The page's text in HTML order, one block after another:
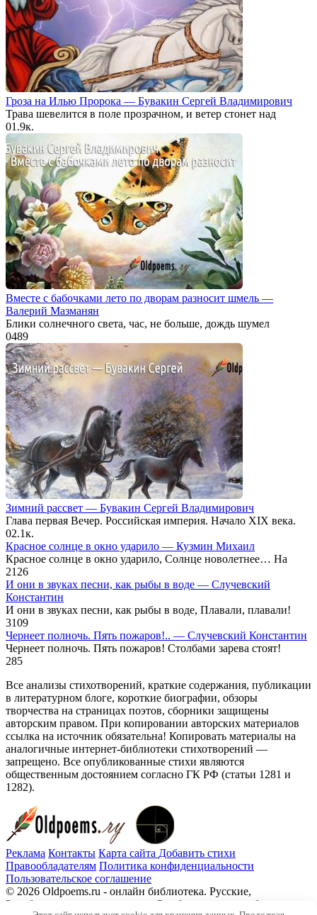
Гроза на Илью Пророка — Бувакин Сергей Владимирович
Трава шевелится в поле прозрачном, и ветер стонет над
01.9к.
Вместе с бабочками лето по дворам разносит шмель —
Валерий Мазманян
Блики солнечного света, час, не больше, дождь шумел
0489
Зимний рассвет — Бувакин Сергей Владимирович
Глава первая Вечер. Российская империя. Начало XIX века.
02.1к.
Красное солнце в окно ударило — Кузмин Михаил
Красное солнце в окно ударило, Солнце новолетнее… На
2126
И они в звуках песни, как рыбы в воде — Случевский
Константин
И они в звуках песни, как рыбы в воде, Плавали, плавали!
3109
Чернеет полночь. Пять пожаров!.. — Случевский Константин
Чернеет полночь. Пять пожаров! Столбами зарева стоят!
285
Все анализы стихотворений, краткие содержания, публикации
в литературном блоге, короткие биографии, обзоры
творчества на страницах поэтов, сборники защищены
авторским правом. При копировании авторских материалов
ссылка на источник обязательна! Копировать материалы на
аналогичные интернет-библиотеки стихотворений —
запрещено. Все опубликованные стихи являются
общественным достоянием согласно ГК РФ (статьи 1281 и
1282).
Реклама Контакты Карта сайта Добавить стихи
Правообладателям Политика конфиденциальности
Пользовательское соглашение
© 2026 Oldpoems.ru - онлайн библиотека. Русские,
Зарубежные авторы классики. Опубликованы и публикуем